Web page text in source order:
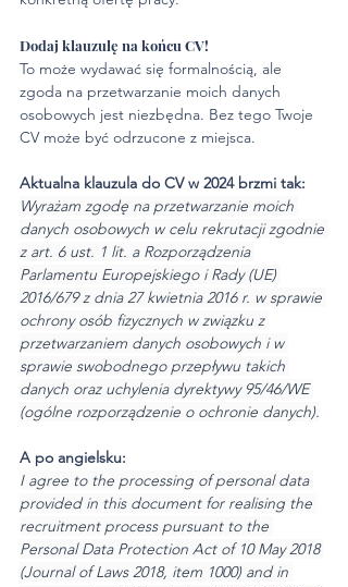
Dodaj klauzulę na końcu CV!
To może wydawać się formalnością, ale
zgoda na przetwarzanie moich danych
osobowych jest niezbędna. Bez tego Twoje
CV może być odrzucone z miejsca.
Aktualna klauzula do CV w 2024 brzmi tak:
Wyrażam zgodę na przetwarzanie moich
danych osobowych w celu rekrutacji zgodnie
z art. 6 ust. 1 lit. a Rozporządzenia
Parlamentu Europejskiego i Rady (UE)
2016/679 z dnia 27 kwietnia 2016 r. w sprawie
ochrony osób fizycznych w związku z
przetwarzaniem danych osobowych i w
sprawie swobodnego przepływu takich
danych oraz uchylenia dyrektywy 95/46/WE
(ogólne rozporządzenie o ochronie danych).
A po angielsku:
I agree to the processing of personal data
provided in this document for realising the
recruitment process pursuant to the
Personal Data Protection Act of 10 May 2018
(Journal of Laws 2018, item 1000) and in